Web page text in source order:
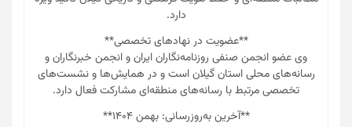
دارد.
**عضویت در نهادهای تخصصی**
وی عضو انجمن صنفی روزنامه‌نگاران ایران و انجمن خبرنگاران و
رسانه‌های محلی استان گیلان است و در همایش‌ها و نشست‌های
تخصصی مرتبط با رسانه‌های منطقه‌ای مشارکت فعال دارد.
**آخرین به‌روزرسانی: بهمن ۱۴۰۴**